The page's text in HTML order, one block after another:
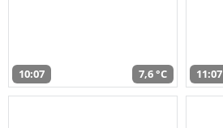
10:07 7,6 °C 11:07